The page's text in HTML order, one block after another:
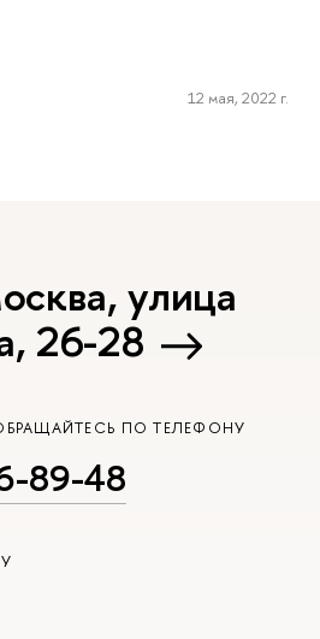
12 мая, 2022 г.
улица
26-28
ПО ТЕЛЕФОНУ
89-48